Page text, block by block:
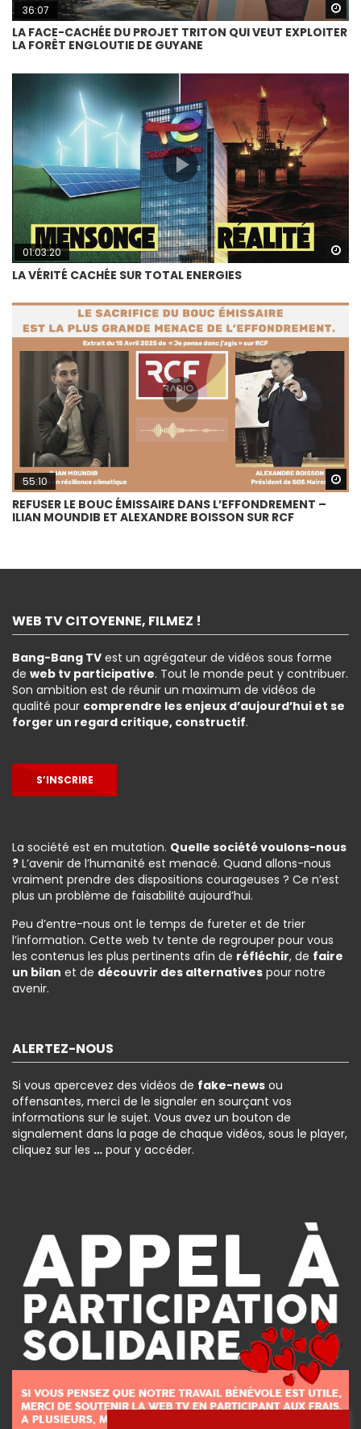
36:07
LA FACE-CACHÉE DU PROJET TRITON QUI VEUT EXPLOITER
LA FORÊT ENGLOUTIE DE GUYANE
01:03:20
LA VÉRITÉ CACHÉE SUR TOTAL ENERGIES
55:10
REFUSER LE BOUC ÉMISSAIRE DANS L’EFFONDREMENT –
ILIAN MOUNDIB ET ALEXANDRE BOISSON SUR RCF
WEB TV CITOYENNE, FILMEZ !
Bang-Bang TV est un agrégateur de vidéos sous forme
de web tv participative. Tout le monde peut y contribuer.
Son ambition est de réunir un maximum de vidéos de
qualité pour comprendre les enjeux d’aujourd’hui et se
forger un regard critique, constructif.
S’INSCRIRE
La société est en mutation. Quelle société voulons-nous
? L’avenir de l’humanité est menacé. Quand allons-nous
vraiment prendre des dispositions courageuses ? Ce n’est
plus un problème de faisabilité aujourd’hui.
Peu d’entre-nous ont le temps de fureter et de trier
l’information. Cette web tv tente de regrouper pour vous
les contenus les plus pertinents afin de réfléchir, de faire
un bilan et de découvrir des alternatives pour notre
avenir.
ALERTEZ-NOUS
Si vous apercevez des vidéos de fake-news ou
offensantes, merci de le signaler en sourçant vos
informations sur le sujet. Vous avez un bouton de
signalement dans la page de chaque vidéos, sous le player,
cliquez sur les … pour y accéder.